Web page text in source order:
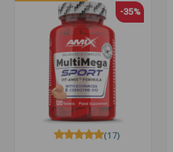
-35%
(17)